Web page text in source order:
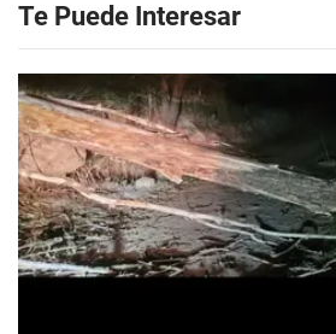
Te Puede Interesar